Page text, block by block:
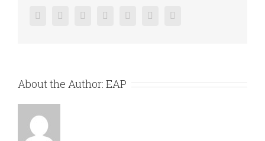
FacebookTwitter LinkedinReddit Google+Pinterest
About the Author: EAP